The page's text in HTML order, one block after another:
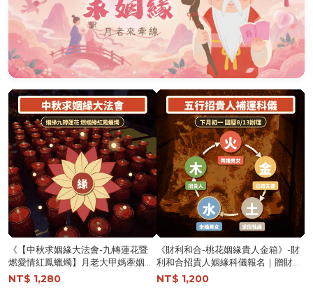
《【中秋求姻緣大法會-九轉蓮花暨
燃愛情紅鳳蠟燭】月老大甲媽牽姻緣
顯著求貴人桃花｜贈招桃花貴人六件
組│代燒轉運招財金紙 │ 姻緣顯著 │
NT$ 1,280
《財利和合-桃花姻緣貴人金箱》-財
利和合招貴人姻緣科儀報名｜贈財利
和合御守（新五行日式御守）│代燒
姻緣貴人金箱金紙 │ 迎貴人招桃花│
NT$ 1,200